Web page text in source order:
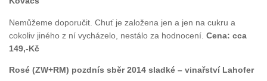
Nemůžeme doporučit. Chuť je založena jen a jen na cukru a
cokoliv jiného z ní vycházelo, nestálo za hodnocení. Cena: cca
149,-Kč
Rosé (ZW+RM) pozdnís sběr 2014 sladké – vinařství Lahofer